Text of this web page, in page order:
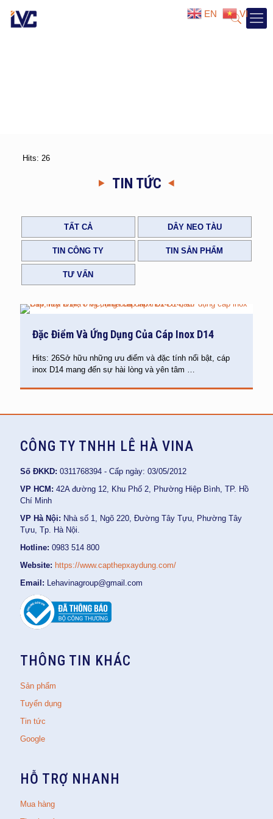
Hits: 26
TIN TỨC
TẤT CẢ DÂY NEO TÀU
TIN CÔNG TY TIN SẢN PHẨM
TƯ VẤN
Đặc Điểm Và Ứng Dụng Của Cáp Inox D14
Hits: 26Sở hữu những ưu điểm và đặc tính nổi bật, cáp
inox D14 mang đến sự hài lòng và yên tâm …
CÔNG TY TNHH LÊ HÀ VINA
Số ĐKKD: 0311768394 - Cấp ngày: 03/05/2012
VP HCM: 42A đường 12, Khu Phố 2, Phường Hiệp Bình, TP. Hồ
Chí Minh
VP Hà Nội: Nhà số 1, Ngõ 220, Đường Tây Tựu, Phường Tây
Tựu, Tp. Hà Nội.
Hotline: 0983 514 800
Website: https://www.capthepxaydung.com/
Email: Lehavinagroup@gmail.com
THÔNG TIN KHÁC
Sản phẩm
Tuyển dụng
Tin tức
Google
HỖ TRỢ NHANH
Mua hàng
EN VI